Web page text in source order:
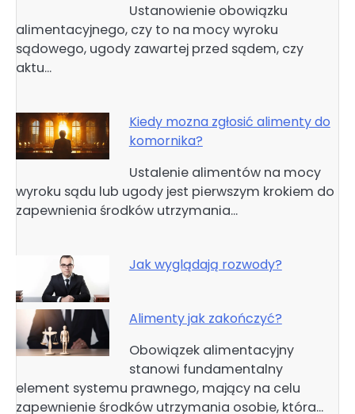
Ustanowienie obowiązku
alimentacyjnego, czy to na mocy wyroku
sądowego, ugody zawartej przed sądem, czy
aktu…
Kiedy mozna zgłosić alimenty do
komornika?
Ustalenie alimentów na mocy
wyroku sądu lub ugody jest pierwszym krokiem do
zapewnienia środków utrzymania…
Jak wyglądają rozwody?
Alimenty jak zakończyć?
Obowiązek alimentacyjny
stanowi fundamentalny
element systemu prawnego, mający na celu
zapewnienie środków utrzymania osobie, która…